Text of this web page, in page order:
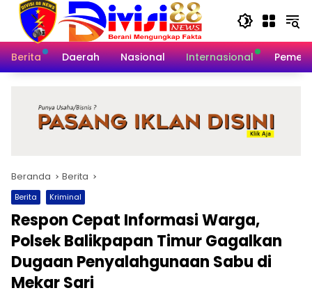
Langsung
konten
Berita
Daerah Nasional Internasional
Beranda Berita
Berita Kriminal
Respon Cepat Informasi Warga,
Polsek Balikpapan Timur Gagalkan
Dugaan Penyalahgunaan Sabu di
Mekar Sari